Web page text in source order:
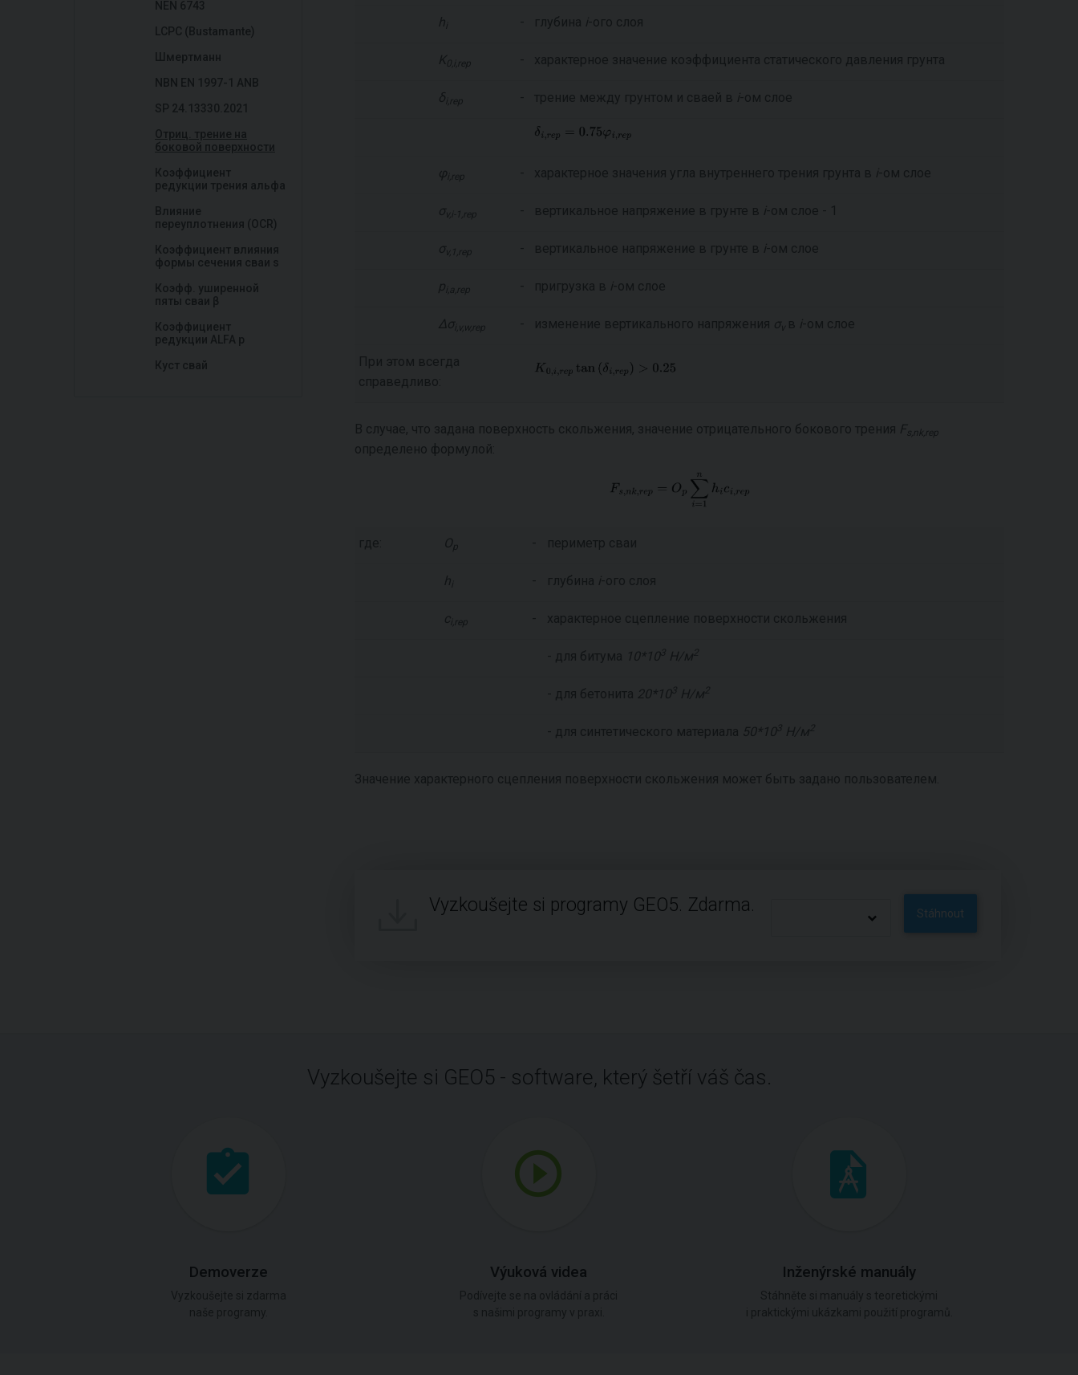
NEN 6743
LCPC (Bustamante)
Шмертманн
NBN EN 1997-1 ANB
SP 24.13330.2021
Отриц. трение на
боковой поверхности
Коэффициент
редукции трения альфа
Влияние
переуплотнения (OCR)
Коэффициент влияния
формы сечения сваи s
Коэфф. уширенной
пяты сваи β
Коэффициент
редукции ALFA р
Куст свай
h - глубина i-ого слоя
K 0,i,rep - характерное значение коэффициента статического давления грунта
δ i,rep - трение между грунтом и сваей в i-ом слое
φ i,rep - характерное значения угла внутреннего трения грунта в i-ом слое
σv,i-1,rep - вертикальное напряжение в грунте в i-ом слое - 1
σv,1,rep - вертикальное напряжение в грунте в i-ом слое
p i,a,rep - пригрузка в i-ом слое
Δσ i,v,w,rep - изменение вертикального напряжения σv в i-ом слое
При этом всегда
справедливо:
В случае, что задана поверхность скольжения, значение отрицательного бокового трения F s,nk,rep
определено формулой:
где: Op - периметр сваи
h - глубина i-ого слоя
c i,rep - характерное сцепление поверхности скольжения
- для битума 10*103 Н/м2
- для бетонита 20*103 Н/м2
- для синтетического материала 50*103 Н/м2
Значение характерного сцепления поверхности скольжения может быть задано пользователем.
Vyzkoušejte si programy GEO5. Zdarma. Stáhnout
Vyzkoušejte si GEO5 - software, který šetří váš čas.
Demoverze Výuková videa Inženýrské manuály